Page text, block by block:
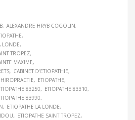
ALEXANDRE HRYB COGOLIN
LONDE
TROPEZ
MAXIME
CABINET D'ETIOPATHIE
ETIOPATHE
83250
ETIOPATHE 83310
83990
ETIOPATHE LA LONDE
ETIOPATHE SAINT TROPEZ